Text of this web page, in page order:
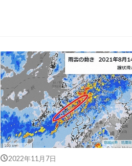
2022年11月7日